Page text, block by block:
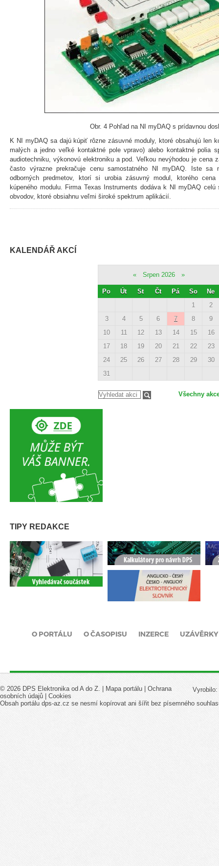
Obr. 4 Pohľad na NI myDAQ s prídavnou
K NI myDAQ sa dajú kúpiť rôzne zásuvné moduly, ktoré obsahujú len
malých a jedno veľké kontaktné pole vpravo) alebo kontaktné polia
audiotechniku, výkonovú elektroniku a pod. Veľkou nevýhodou je cena
často výrazne prekračuje cenu samostatného NI myDAQ. Iste sa
odborných predmetov, ktorí si urobia zásuvný modul, ktorého
kúpeného modulu. Firma Texas Instruments dodáva k NI myDAQ celú
obvodov, ktoré obsiahnu veľmi široké spektrum aplikácií.
KALENDÁŘ AKCÍ
« Srpen 2026 »
Po Út St Čt Pá So
Ne
1
2
3
4 5 6 7 8
9
10
11 12 13 14 15
16
17
18 19 20 21 22
23
24
25 26 27 28 29
30
31
Všechny
TIPY REDAKCE
O PORTÁLU O ČASOPISU INZERCE UZÁVĚRKY
Vyrobilo:
© 2026 DPS Elektronika od A do Z. | Mapa portálu
Ochrana
osobních údajů
Cookies
Obsah portálu dps-az.cz se nesmí kopírovat ani šířit bez písemného